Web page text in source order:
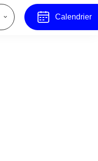
Calendrier